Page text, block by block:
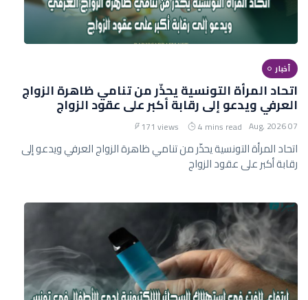
أخبار
اتحاد المرأة التونسية يحذّر من تنامي ظاهرة الزواج
العرفي ويدعو إلى رقابة أكبر على عقود الزواج
07 Aug, 2026
4 mins read
171 views
اتحاد المرأة التونسية يحذّر من تنامي ظاهرة الزواج العرفي ويدعو إلى
رقابة أكبر على عقود الزواج